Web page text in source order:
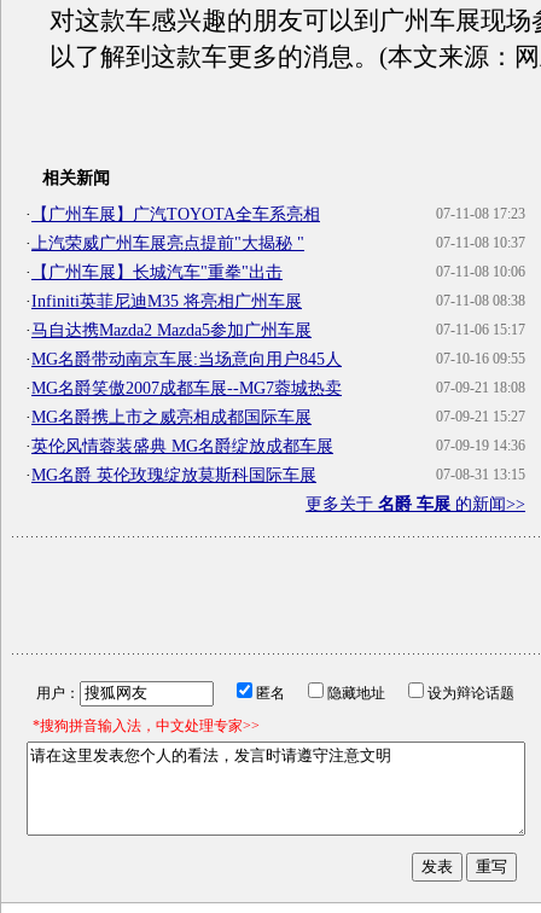
对这款车感兴趣的朋友可以到广州车展现场
以了解到这款车更多的消息。(本文来源：
相关新闻
07-11-08 17:23
· 【广州车展】广汽TOYOTA全车系亮相
07-11-08 10:37
· 上汽荣威广州车展亮点提前"大揭秘 "
07-11-08 10:06
· 【广州车展】长城汽车"重拳"出击
07-11-08 08:38
·Infiniti英菲尼迪M35 将亮相广州车展
07-11-06 15:17
·马自达携Mazda2 Mazda5参加广州车展
07-10-16 09:55
·MG名爵带动南京车展:当场意向用户845人
07-09-21 18:08
·MG名爵笑傲2007成都车展--MG7蓉城热卖
07-09-21 15:27
·MG名爵携上市之威亮相成都国际车展
07-09-19 14:36
·英伦风情蓉装盛典 MG名爵绽放成都车展
07-08-31 13:15
·MG名爵 英伦玫瑰绽放莫斯科国际车展
更多关于 名爵 车展 的新闻>>
用户： 匿名 隐藏地址
设为辩论话题
*搜狗拼音输入法，中文处理专家>>